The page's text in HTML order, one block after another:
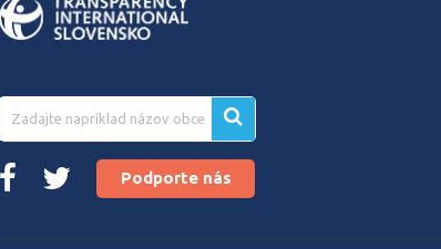
Podporte nás